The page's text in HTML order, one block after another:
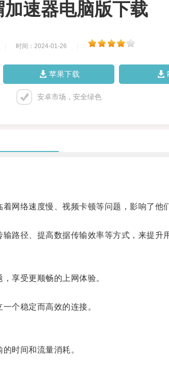
加速器电脑版下载
时间：2024-01-26
苹果下载
安卓市场，安全绿色
络速度慢、视频卡顿等问题，影响了他
径、提高数据传输效率等方式，来提升
享受更顺畅的上网体验。
个稳定而高效的连接。
时间和流量消耗。